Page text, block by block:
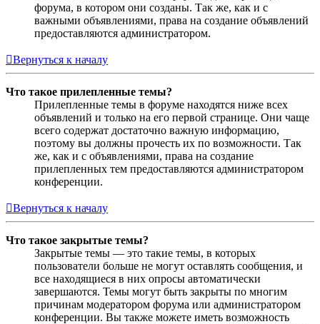
форума, в котором они созданы. Так же, как и с
важными объявлениями, права на создание объявлений
предоставляются администратором.
Вернуться к началу
Что такое прилепленные темы?
Прилепленные темы в форуме находятся ниже всех
объявлений и только на его первой странице. Они чаще
всего содержат достаточно важную информацию,
поэтому вы должны прочесть их по возможности. Так
же, как и с объявлениями, права на создание
прилепленных тем предоставляются администратором
конференции.
Вернуться к началу
Что такое закрытые темы?
Закрытые темы — это такие темы, в которых
пользователи больше не могут оставлять сообщения, и
все находящиеся в них опросы автоматически
завершаются. Темы могут быть закрыты по многим
причинам модератором форума или администратором
конференции. Вы также можете иметь возможность